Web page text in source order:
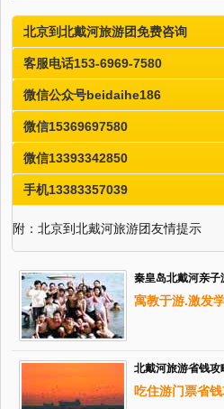
北京到北戴河旅游团免费咨询
客服电话153-6969-7580
微信公众号beidaihe186
微信15369697580
微信13393342850
手机13383357039
附：北京到北戴河旅游团友情提示
秦皇岛北戴河亲子
寓教于游.激发
北戴河旅游省钱攻
吃住游门票省